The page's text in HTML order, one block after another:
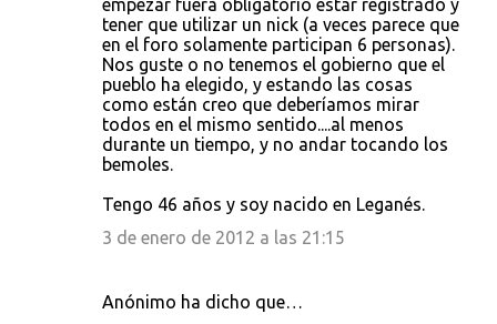
empezar fuera obligatorio estar registrado y
tener que utilizar un nick (a veces parece que
en el foro solamente participan 6 personas).
Nos guste o no tenemos el gobierno que el
pueblo ha elegido, y estando las cosas
como están creo que deberíamos mirar
todos en el mismo sentido....al menos
durante un tiempo, y no andar tocando los
bemoles.
Tengo 46 años y soy nacido en Leganés.
3 de enero de 2012 a las 21:15
Anónimo ha dicho que…